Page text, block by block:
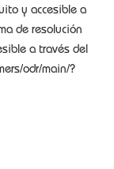
y accesible a
de resolución
a través del
odr/main/?